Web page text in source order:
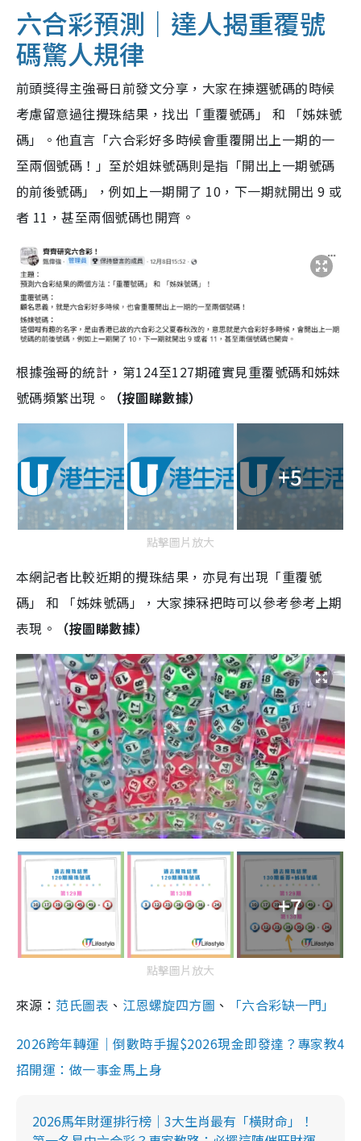
六合彩預測｜達人揭重覆號
碼驚人規律
前頭獎得主強哥日前發文分享，大家在揀選號碼的時候
考慮留意過往攪珠結果，找出「重覆號碼」 和 「姊妹號
碼」。他直言「六合彩好多時候會重覆開出上一期的一
至兩個號碼！」至於姐妹號碼則是指「開出上一期號碼
的前後號碼」，例如上一期開了 10，下一期就開出 9 或
者 11，甚至兩個號碼也開齊。
根據強哥的統計，第124至127期確實見重覆號碼和姊妹
號碼頻繁出現。
（按圖睇數據）
+5
點擊圖片放大
本網記者比較近期的攪珠結果，亦見有出現「重覆號
碼」 和 「姊妹號碼」，大家揀冧把時可以參考參考上期
表現。
（按圖睇數據）
+7
點擊圖片放大
來源： 范氏圖表 、 江恩螺旋四方圖 、
「六合彩缺一門」
2026跨年轉運｜倒數時手握$2026現金即發達？專家教4
招開運：做一事金馬上身
2026馬年財運排行榜｜3大生肖最有「橫財命」！